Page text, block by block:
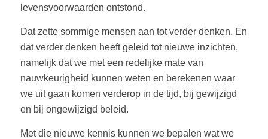
levensvoorwaarden ontstond.
Dat zette sommige mensen aan tot verder denken. En
dat verder denken heeft geleid tot nieuwe inzichten,
namelijk dat we met een redelijke mate van
nauwkeurigheid kunnen weten en berekenen waar
we uit gaan komen verderop in de tijd, bij gewijzigd
en bij ongewijzigd beleid.
Met die nieuwe kennis kunnen we bepalen wat we